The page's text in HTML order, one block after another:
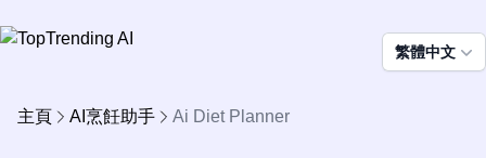
繁體中文
主頁 AI烹飪助手 Ai Diet Planner